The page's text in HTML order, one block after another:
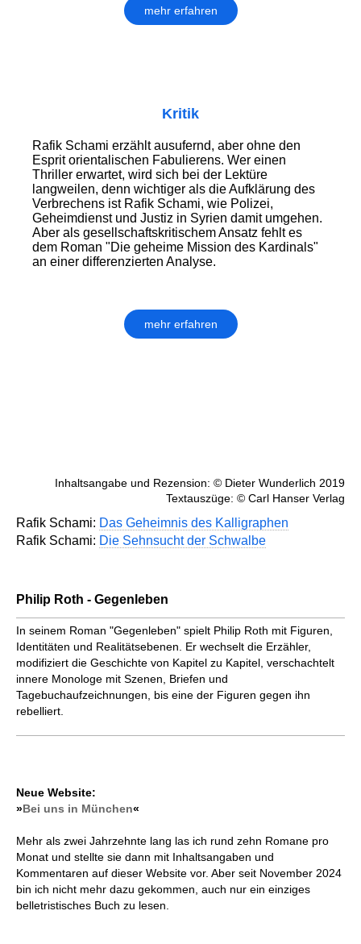
mehr erfahren
Kritik
Rafik Schami erzählt ausufernd, aber ohne den
Esprit orientalischen Fabulierens. Wer einen
Thriller erwartet, wird sich bei der Lektüre
langweilen, denn wichtiger als die Aufklärung des
Verbrechens ist Rafik Schami, wie Polizei,
Geheimdienst und Justiz in Syrien damit umgehen.
Aber als gesellschaftskritischem Ansatz fehlt es
dem Roman "Die geheime Mission des Kardinals"
an einer differenzierten Analyse.
mehr erfahren
Inhaltsangabe und Rezension: © Dieter Wunderlich 2019
Textauszüge: © Carl Hanser Verlag
Rafik Schami: Das Geheimnis des Kalligraphen
Rafik Schami: Die Sehnsucht der Schwalbe
Philip Roth - Gegenleben
In seinem Roman "Gegenleben" spielt Philip Roth mit Figuren,
Identitäten und Realitätsebenen. Er wechselt die Erzähler,
modifiziert die Geschichte von Kapitel zu Kapitel, verschachtelt
innere Monologe mit Szenen, Briefen und
Tagebuchaufzeichnungen, bis eine der Figuren gegen ihn
rebelliert.
Neue Website:
»Bei uns in München«
Mehr als zwei Jahrzehnte lang las ich rund zehn Romane pro
Monat und stellte sie dann mit Inhaltsangaben und
Kommentaren auf dieser Website vor. Aber seit November 2024
bin ich nicht mehr dazu gekommen, auch nur ein einziges
belletristisches Buch zu lesen.